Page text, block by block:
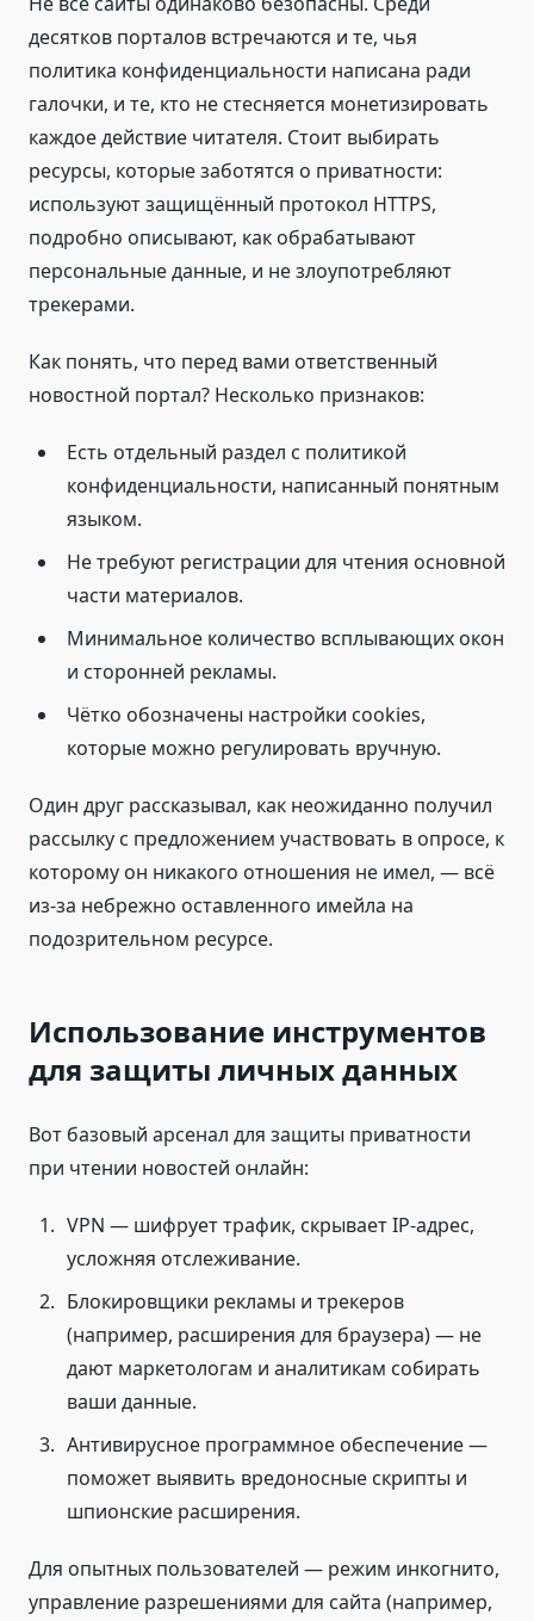
десятков порталов встречаются и те, чья
политика конфиденциальности написана ради
галочки, и те, кто не стесняется монетизировать
каждое действие читателя. Стоит выбирать
ресурсы, которые заботятся о приватности:
используют защищённый протокол HTTPS,
подробно описывают, как обрабатывают
персональные данные, и не злоупотребляют
трекерами.
Как понять, что перед вами ответственный
новостной портал? Несколько признаков:
Есть отдельный раздел с политикой
конфиденциальности, написанный понятным
языком.
Не требуют регистрации для чтения основной
части материалов.
Минимальное количество всплывающих окон
и сторонней рекламы.
Чётко обозначены настройки cookies,
которые можно регулировать вручную.
Один друг рассказывал, как неожиданно получил
рассылку с предложением участвовать в опросе, к
которому он никакого отношения не имел, — всё
из-за небрежно оставленного имейла на
подозрительном ресурсе.
Использование инструментов
для защиты личных данных
Вот базовый арсенал для защиты приватности
при чтении новостей онлайн:
VPN — шифрует трафик, скрывает IP-адрес,
усложняя отслеживание.
Блокировщики рекламы и трекеров
(например, расширения для браузера) — не
дают маркетологам и аналитикам собирать
ваши данные.
Антивирусное программное обеспечение —
поможет выявить вредоносные скрипты и
шпионские расширения.
Для опытных пользователей — режим инкогнито,
управление разрешениями для сайта (например,